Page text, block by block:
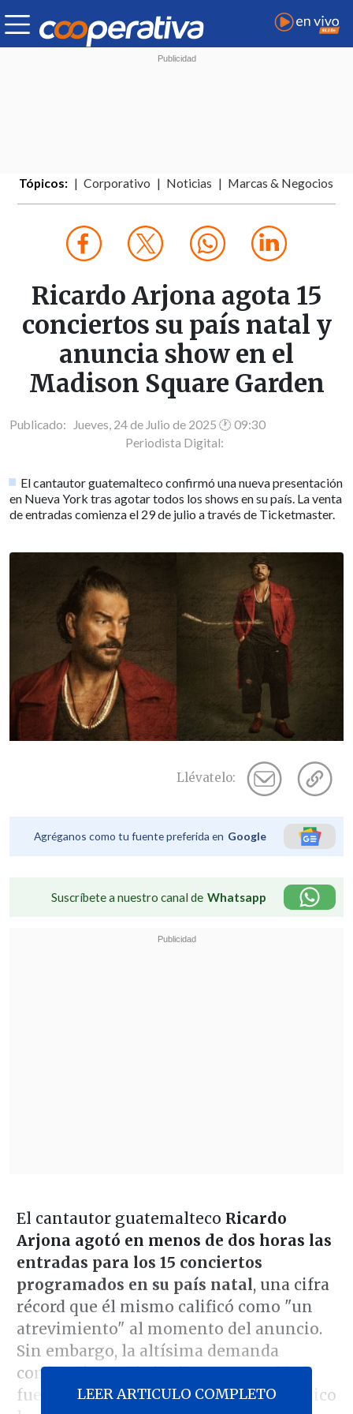
Tópicos: Corporativo Noticias Marcas & Negocios
Ricardo Arjona agota 15
conciertos su país natal y
anuncia show en el
Madison Square Garden
Publicado: Jueves, 24 de Julio de 2025 🕐 09:30
Periodista Digital:
El cantautor guatemalteco confirmó una nueva presentación
en Nueva York tras agotar todos los shows en su país. La venta
de entradas comienza el 29 de julio a través de Ticketmaster.
Llévatelo:
Agréganos como tu fuente preferida en Google
Suscríbete a nuestro canal de Whatsapp
El cantautor guatemalteco Ricardo
Arjona agotó en menos de dos horas las
entradas para los 15 conciertos
programados en su país natal, una cifra
récord que él mismo calificó como "un
atrevimiento" al momento del anuncio.
Sin embargo, la altísima demanda
confirmó que ni siquiera esa cantidad
fue suficiente para satisfacer a su público
LEER ARTICULO COMPLETO